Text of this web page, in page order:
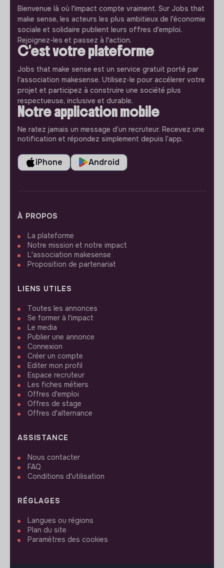
Bienvenue là où l'impact compte vraiment. Sur Jobs that
make sense, les acteurs les plus ambitieux de l'économie
sociale et solidaire publient leurs offres d'emploi.
Rejoignez-les et passez à l'action.
C'est votre plateforme
Jobs that make sense est un service gratuit porté par
l'association makesense. Utilisez-le pour accélerer votre
projet et participez à construire une société plus
respectueuse, inclusive et durable.
Notre application mobile
Ne ratez jamais un message d’un recruteur. Recevez une
notification et répondez simplement depuis l’app.
iPhone Android
À PROPOS
La plateforme
Notre mission et notre impact
L'association makesense
Proposition de partenariat
LIENS UTILES
Toutes les annonces
Se former à l'impact
Le media
Publier une annonce
Connexion
Créer un compte
Editer mon profil
Espace recruteur
Les fiches métiers
Offres d'emploi
Offres de stage
Offres d'alternance
ASSISTANCE
Nous contacter
FAQ
Conditions d'utilisation
RÉGLAGES
Langues ou régions
Plan du site
Paramètres des cookies